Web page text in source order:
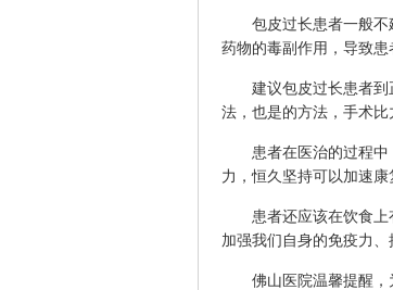
包皮过长患者一般不建
药物的毒副作用，导致患
建议包皮过长患者到正
法，也是的方法，手术比
患者在医治的过程中，
力，恒久坚持可以加速康
患者还应该在饮食上有
加强我们自身的免疫力、
佛山医院温馨提醒，为